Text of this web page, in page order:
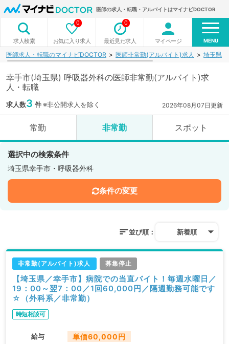
医師の求人・転職・アルバイトはマイナビDOCTOR
求人検索 お気に入り求人
0
最近見た求人
0
マイページ MENU
医師求人・転職のマイナビDOCTOR 医師非常勤(アルバイト)求人 埼玉県
幸手市(埼玉県) 呼吸器外科の医師非常勤(アルバイト)求
人・転職
求人数3 件※非公開求人を除く 2026年08月07日更新
常勤 非常勤 スポット
選択中の検索条件
埼玉県幸手市・呼吸器外科
条件の変更
並び順： 新着順
非常勤(アルバイト)求人 募集停止
【埼玉県／幸手市】病院での当直バイト！毎週水曜日／
19：00～翌7：00／1回60,000円／隔週勤務可能です
☆（外科系／非常勤）
時短相談可
給与 単価60,000円